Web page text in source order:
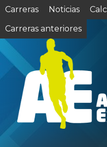
Carreras Noticias
Carreras anteriores